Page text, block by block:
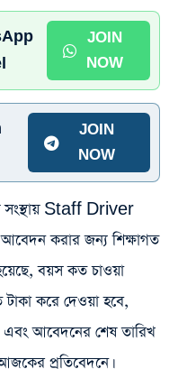
JOIN
NOW
JOIN
NOW
সংস্থায় Staff Driver
করার জন্য শিক্ষাগত
বয়স কত চাওয়া
করে দেওয়া হবে,
আবেদনের শেষ তারিখ
প্রতিবেদনে।